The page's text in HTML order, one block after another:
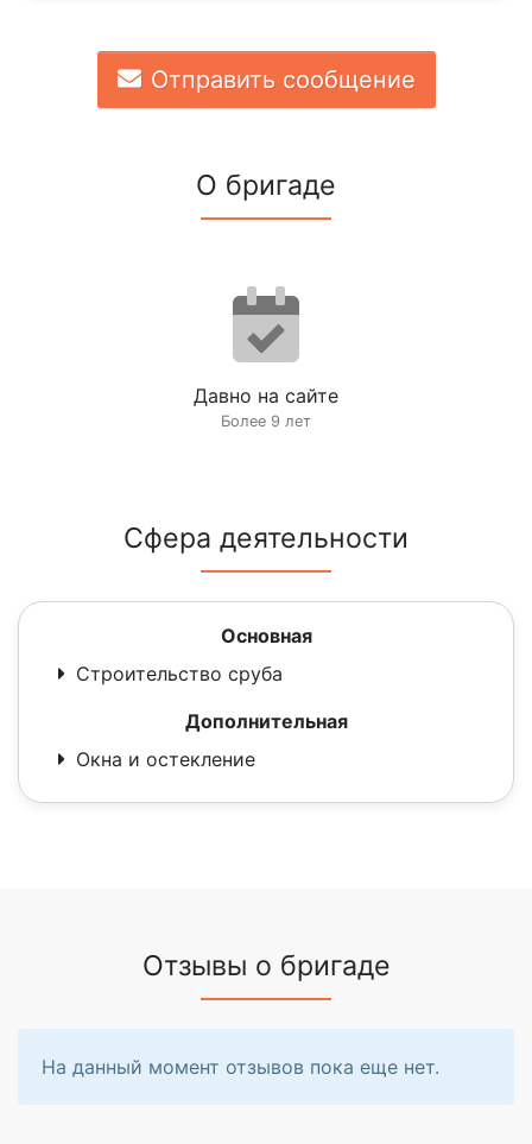
Отправить сообщение
О бригаде
Давно на сайте
Более 9 лет
Сфера деятельности
Основная
Строительство сруба
Дополнительная
Окна и остекление
Отзывы о бригаде
На данный момент отзывов пока еще нет.